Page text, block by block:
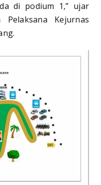
di podium 1,” ujar
Pelaksana Kejurnas